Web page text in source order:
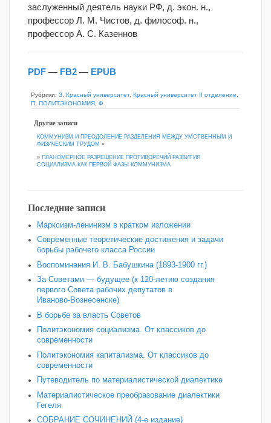
заслуженный деятель науки РФ, д. экон. н.,
профессор Л. М. Чистов, д. философ. н.,
профессор А. С. Казеннов
PDF — FB2 — EPUB
Рубрики: З Красный университет, Красный университет II отделение
П ПОЛИТЭКОНОМИЯ Ф
Другие записи
КОММУНИЗМ И ПРЕОДОЛЕНИЕ РАЗДЕЛЕНИЯ МЕЖДУ УМСТВЕННЫМ И
ФИЗИЧЕСКИМ ТРУДОМ «
» ПЛАНОМЕРНОЕ РАЗРЕШЕНИЕ ПРОТИВОРЕЧИЙ РАЗВИТИЯ
СОЦИАЛИЗМА КАК ПЕРВОЙ ФАЗЫ КОММУНИЗМА
Последние записи
Марксизм-ленинизм в кратком изложении
Современные теоретические достижения и задачи
борьбы рабочего класса России
Воспоминания И. В. Бабушкина (1893-1900 гг.)
За Советами — будущее (к 120‑летию создания
первого Совета рабочих депутатов в
Иваново‑Вознесенске)
В борьбе за власть Советов
Политэкономия социализма. От классиков до
современности
Политэкономия капитализма. От классиков до
современности
Путеводитель по материалистической диалектике
Материалистическое преобразование диалектики
Гегеля
СОБРАНИЕ СОЧИНЕНИЙ (4-е издание)